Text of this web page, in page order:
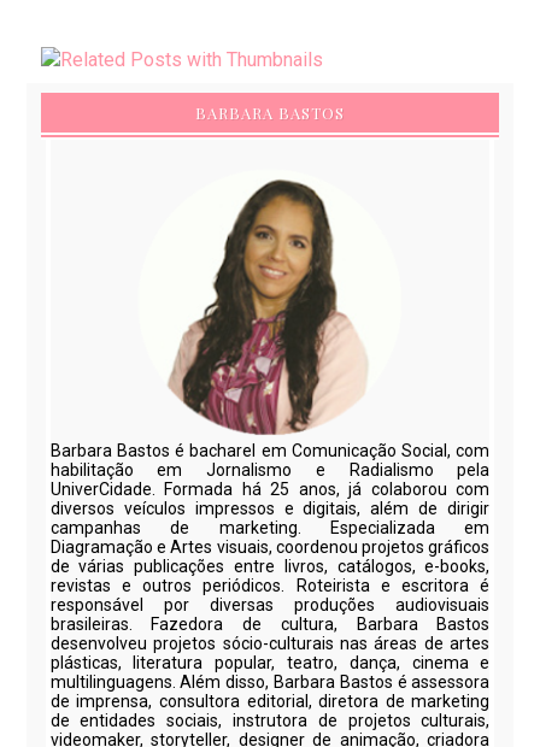
BARBARA BASTOS
Barbara Bastos é bacharel em Comunicação Social, com
habilitação em Jornalismo e Radialismo pela
UniverCidade. Formada há 25 anos, já colaborou com
diversos veículos impressos e digitais, além de dirigir
campanhas de marketing. Especializada em
Diagramação e Artes visuais, coordenou projetos gráficos
de várias publicações entre livros, catálogos, e-books,
revistas e outros periódicos. Roteirista e escritora é
responsável por diversas produções audiovisuais
brasileiras. Fazedora de cultura, Barbara Bastos
desenvolveu projetos sócio-culturais nas áreas de artes
plásticas, literatura popular, teatro, dança, cinema e
multilinguagens. Além disso, Barbara Bastos é assessora
de imprensa, consultora editorial, diretora de marketing
de entidades sociais, instrutora de projetos culturais,
videomaker, storyteller, designer de animação, criadora